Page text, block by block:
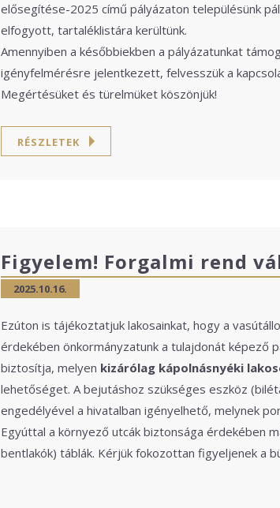
elősegítése-2025 című pályázaton településünk
elfogyott, tartaléklistára kerültünk.
Amennyiben a későbbiekben a pályázatunkat
igényfelmérésre jelentkezett, felvesszük a
Megértésüket és türelmüket köszönjük!
RÉSZLETEK
Figyelem! Forgalmi rend
2025.10.16.
Ezúton is tájékoztatjuk lakosainkat, hogy a
érdekében önkormányzatunk a tulajdonát képező
biztosítja, melyen kizárólag kápolnásnyéki
lehetőséget. A bejutáshoz szükséges eszköz
engedélyével a hivatalban igényelhető, melynek
Egyúttal a környező utcák biztonsága érdekében
bentlakók) táblák. Kérjük fokozottan figyeljenek a